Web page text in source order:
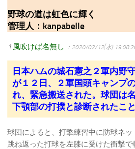
野球の道は虹色に輝く
管理人：kanpabelle
1 風吹けば名無し ：2020/02/12(水)
日本ハムの城石憲之２軍内野
が１２日、２軍国頭キャンプ
れ、緊急搬送された。球団は
下顎部の打撲と診断されたこ
球団によると、打撃練習中に防球ネッ
跳ね返った打球を左膝に受けた衝撃で